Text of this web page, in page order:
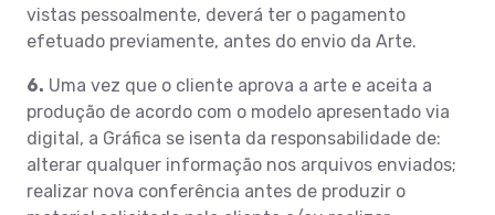
vistas pessoalmente, deverá ter o pagamento
efetuado previamente, antes do envio da Arte.
6. Uma vez que o cliente aprova a arte e aceita a
produção de acordo com o modelo apresentado via
digital, a Gráfica se isenta da responsabilidade de:
alterar qualquer informação nos arquivos enviados;
realizar nova conferência antes de produzir o